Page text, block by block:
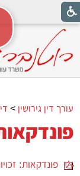
עורך דין גירושין >
פונדקאות: